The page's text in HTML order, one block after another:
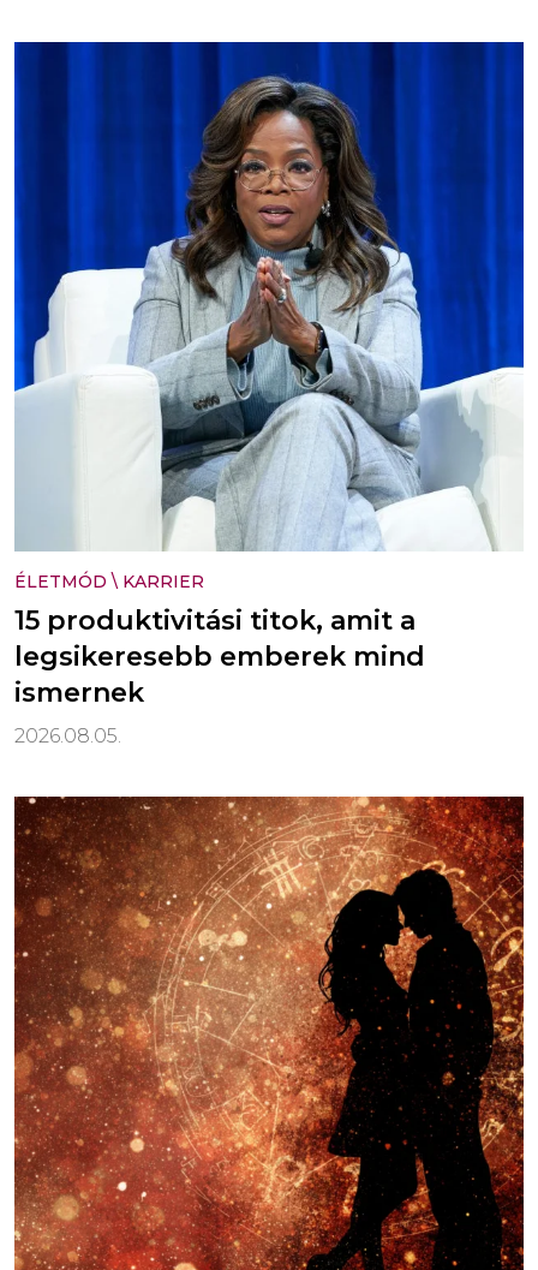
ÉLETMÓD \ KARRIER
15 produktivitási titok, amit a
legsikeresebb emberek mind
ismernek
2026.08.05.